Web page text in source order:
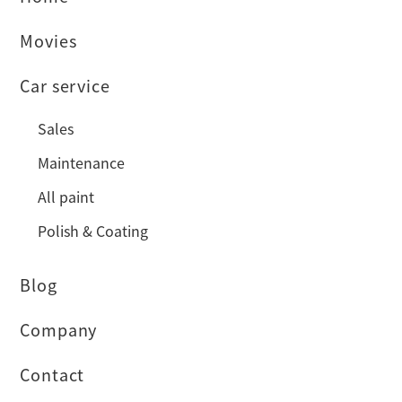
Movies
Car service
Sales
Maintenance
All paint
Polish & Coating
Blog
Company
Contact